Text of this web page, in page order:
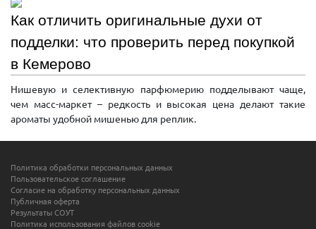
Как отличить оригинальные духи от
подделки: что проверить перед покупкой
в Кемерово
Нишевую и селективную парфюмерию подделывают чаще,
чем масс-маркет – редкость и высокая цена делают такие
ароматы удобной мишенью для реплик.
Политика обработки персональных данных
Пользовательское соглашение
Согласие на обработку персональных данных
Публичная оферта
Результаты СОУТ
Политика использования файлов cookie